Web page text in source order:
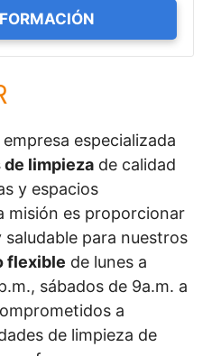
especializada
limpieza de calidad
y espacios
misión es proporcionar
para nuestros
flexible de lunes a
sábados de 9a.m. a
a
de limpieza de